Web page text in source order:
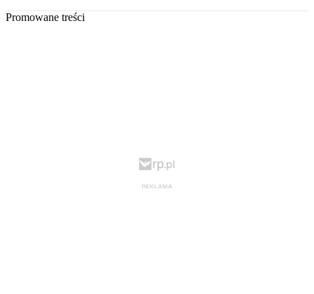
Promowane treści